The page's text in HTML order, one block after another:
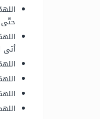
حتّى
أتى